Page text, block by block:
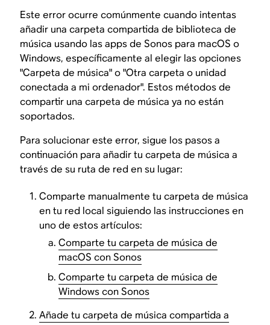
Este error ocurre comúnmente cuando intentas
añadir una carpeta compartida de biblioteca de
música usando las apps de Sonos para macOS o
Windows, específicamente al elegir las opciones
"Carpeta de música" o "Otra carpeta o unidad
conectada a mi ordenador". Estos métodos de
compartir una carpeta de música ya no están
soportados.
Para solucionar este error, sigue los pasos a
continuación para añadir tu carpeta de música a
través de su ruta de red en su lugar:
Comparte manualmente tu carpeta de música
en tu red local siguiendo las instrucciones en
uno de estos artículos:
Comparte tu carpeta de música de
macOS con Sonos
Comparte tu carpeta de música de
Windows con Sonos
Añade tu carpeta de música compartida a